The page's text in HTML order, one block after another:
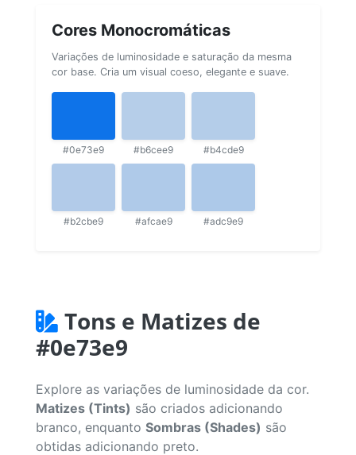
Cores Monocromáticas
Variações de luminosidade e saturação da mesma
cor base. Cria um visual coeso, elegante e suave.
#0e73e9 #b6cee9 #b4cde9
#b2cbe9 #afcae9 #adc9e9
Tons e Matizes de
#0e73e9
Explore as variações de luminosidade da cor.
Matizes (Tints) são criados adicionando
branco, enquanto Sombras (Shades) são
obtidas adicionando preto.